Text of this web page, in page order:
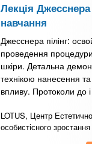
Лекція
навчання
Джесснера пілінг:
проведення
шкіри. Детальна
технікою нанесення
впливу. Протоколи до і
LOTUS, Центр
особистісного